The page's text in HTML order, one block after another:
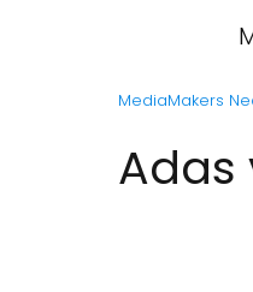
MediaMakers
Adas